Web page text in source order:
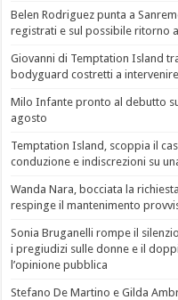
Belen Rodriguez punta a
registrati e sul possibile ritorno
Giovanni di Temptation Island
bodyguard costretti a
Milo Infante pronto al debutto
agosto
Temptation Island, scoppia il
conduzione e indiscrezioni su
Wanda Nara, bocciata la
respinge il mantenimento
Sonia Bruganelli rompe il
i pregiudizi sulle donne e il
l’opinione pubblica
Stefano De Martino e Gilda